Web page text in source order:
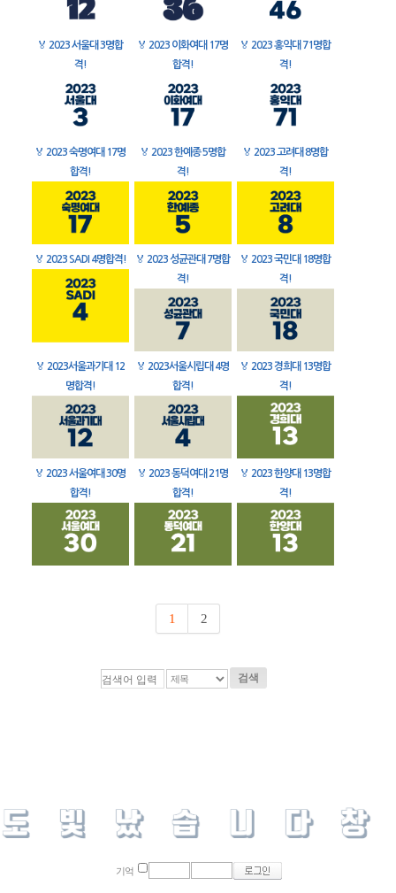
🏅 2023 서울대 3명합
격!
🏅 2023 이화여대 17명
합격!
🏅 2023 홍익대 71명합
격!
🏅 2023 숙명여대 17명
합격!
🏅 2023 한예종 5명합
격!
🏅 2023 고려대 8명합
격!
🏅 2023 SADI 4명합격! 🏅 2023 성균관대 7명합
격!
🏅 2023 국민대 18명합
격!
🏅 2023서울과기대 12
명합격!
🏅 2023서울시립대 4명
합격!
🏅 2023 경희대 13명합
격!
🏅 2023 서울여대 30명
합격!
🏅 2023 동덕여대 21명
합격!
🏅 2023 한양대 13명합
격!
1 2
검색
기억